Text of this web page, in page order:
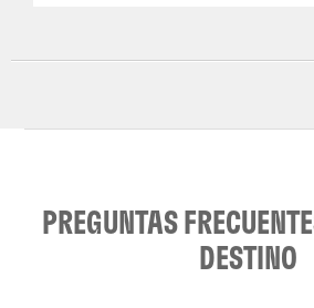
PREGUNTAS
DESTINO